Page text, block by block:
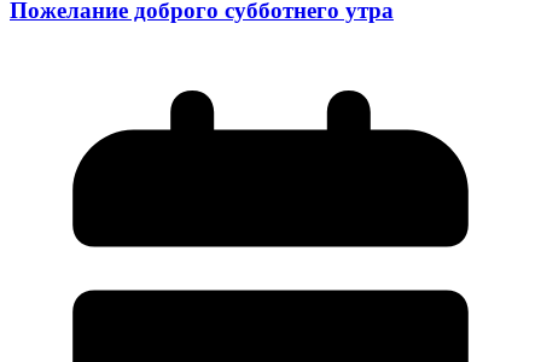
Пожелание доброго субботнего утра